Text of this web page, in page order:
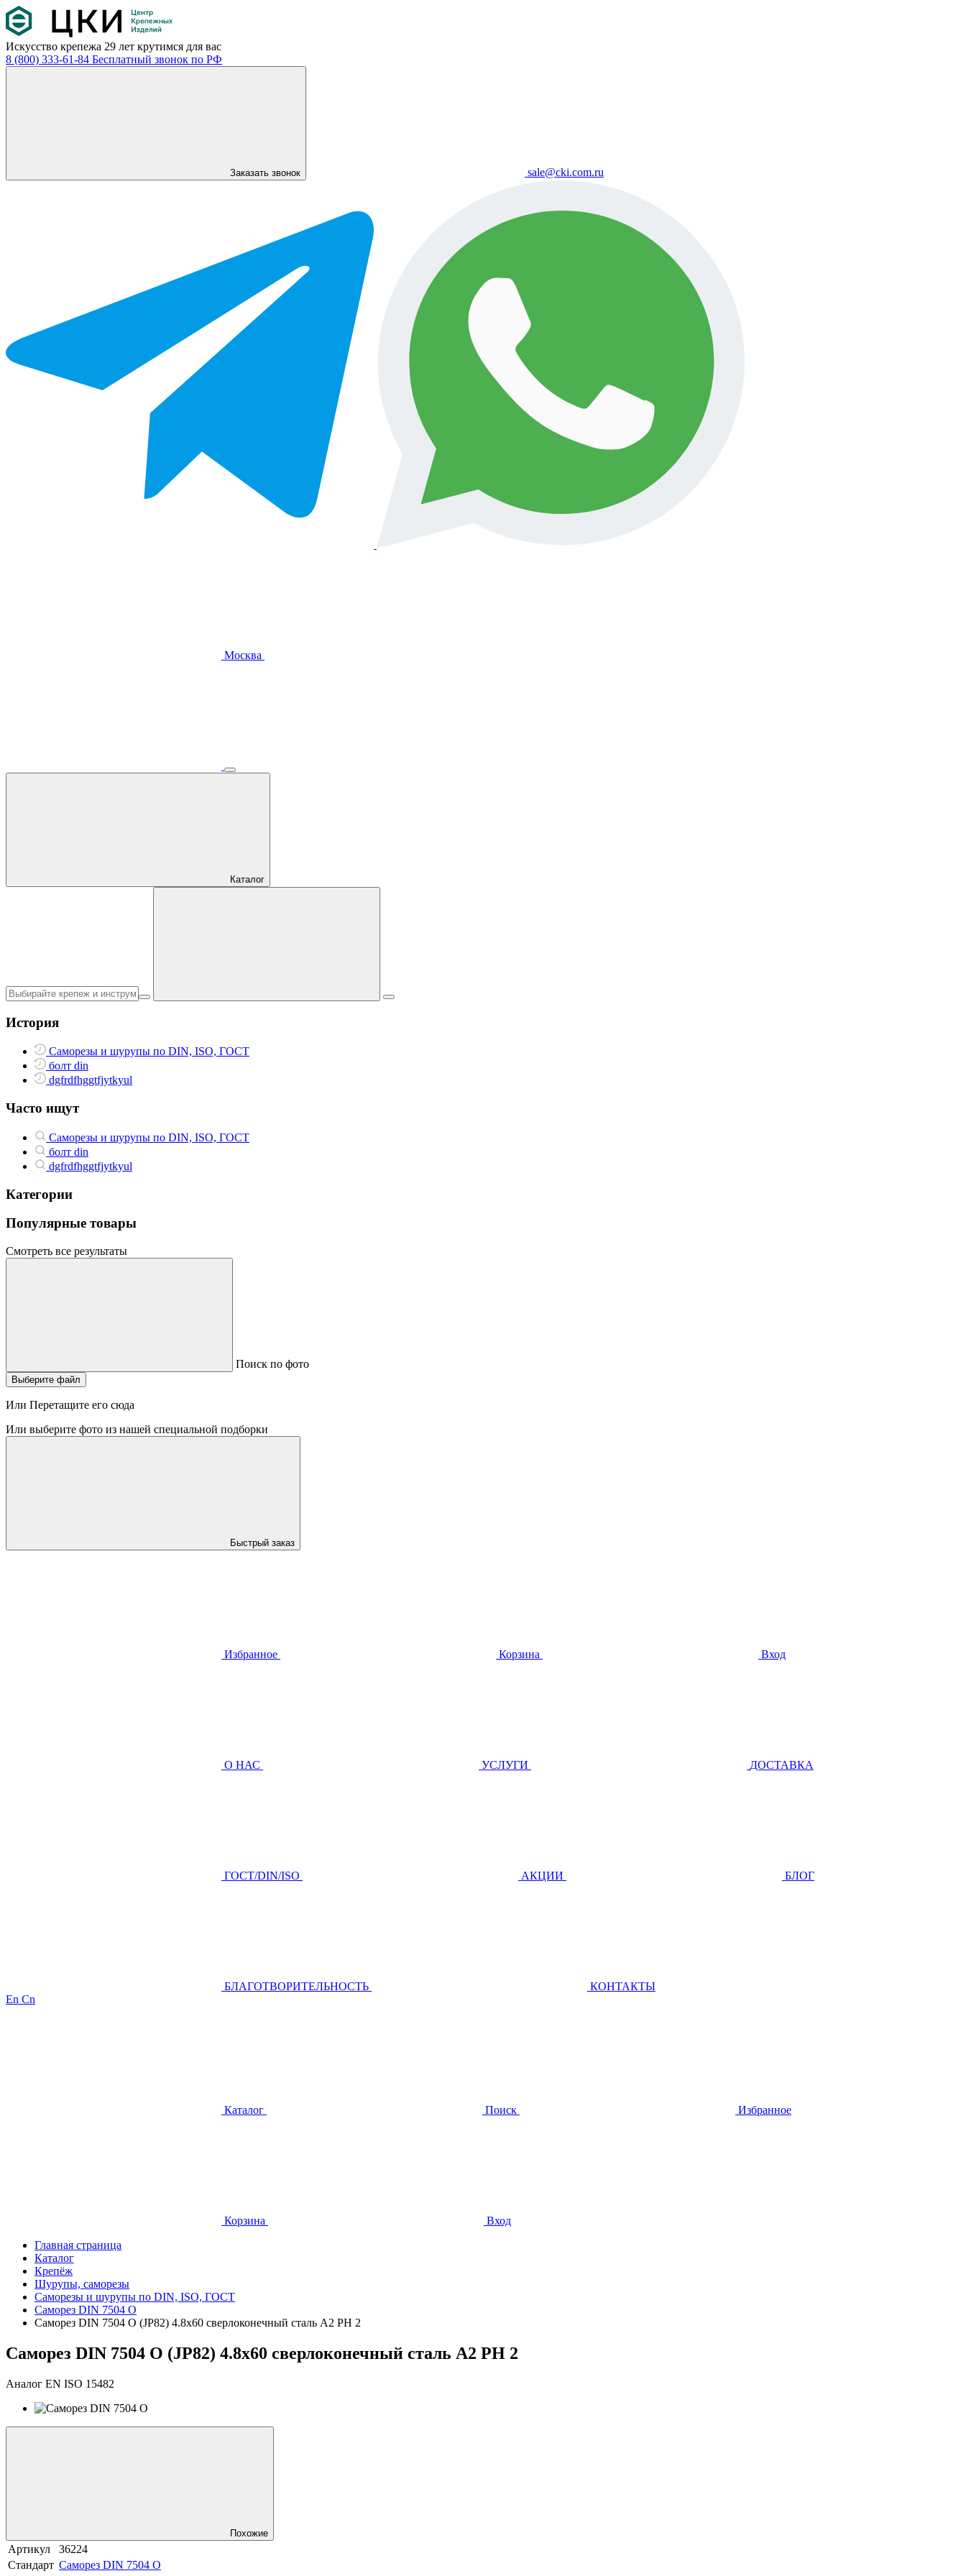
Искусство крепежа 29 лет крутимся для вас
8 (800) 333-61-84 Бесплатный звонок по РФ
Заказать звонок sale@cki.com.ru
Москва
Каталог
История
Саморезы и шурупы по DIN, ISO, ГОСТ
болт din
dgfrdfhggtfjytkyul
Часто ищут
Саморезы и шурупы по DIN, ISO, ГОСТ
болт din
dgfrdfhggtfjytkyul
Категории
Популярные товары
Смотреть все результаты
Поиск по фото
Выберите файл
Или Перетащите его сюда
Или выберите фото из нашей специальной подборки
Быстрый заказ
Избранное Корзина Вход
О НАС УСЛУГИ ДОСТАВКА
ГOCТ/DIN/ISO АКЦИИ БЛОГ
БЛАГОТВОРИТЕЛЬНОСТЬ
КОНТАКТЫ
En Cn
Каталог Поиск Избранное
Корзина
Вход
Главная страница
Каталог
Крепёж
Шурупы, саморезы
Саморезы и шурупы по DIN, ISO, ГОСТ
Саморез DIN 7504 O
Саморез DIN 7504 O (JP82) 4.8х60 сверлоконечный сталь A2 PH 2
Саморез DIN 7504 O (JP82) 4.8х60 сверлоконечный сталь A2 PH 2
Аналог EN ISO 15482
Похожие
Артикул
36224
Стандарт Саморез DIN 7504 O